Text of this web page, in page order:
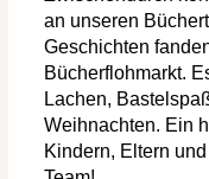
an unseren
Geschichten
Bücherflohmarkt.
Lachen,
Weihnachten. Ein
Kindern, Eltern